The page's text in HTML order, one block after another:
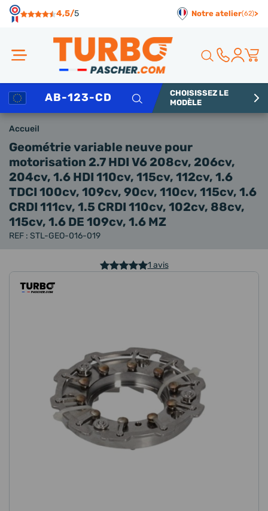
4,5/5 Notre atelier(62)>
Rechercher
CHOISISSEZ LE
MODÈLE
Accueil
Geométrie variable neuve pour
motorisation 2.7 HDI V6 208cv, 206cv,
204cv, 1.6 HDI 110cv, 115cv, 112cv, 1.6
TDCI 100cv, 109cv, 90cv, 110cv, 115cv, 1.6
CRDI 111cv, 1.5 CRDI 110cv, 102cv, 88cv,
115cv, 1.6 DE 109cv, 1.6 MZ
REF : STL-GEO-016-019
1 avis
Panneau de gestion des cookies